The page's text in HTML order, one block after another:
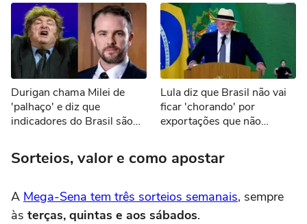
Durigan chama Milei de
'palhaço' e diz que
indicadores do Brasil são
Argentina
Lula diz que Brasil não vai
ficar 'chorando' por
exportações que não
Sorteios, valor e como apostar
A Mega-Sena tem três sorteios semanais, sempre
às terças, quintas e aos sábados.